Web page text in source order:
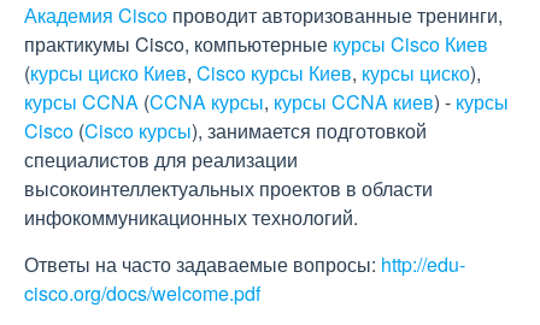
Академия Cisco проводит авторизованные тренинги,
практикумы Cisco, компьютерные курсы Cisco Киев
(курсы циско Киев, Cisco курсы Киев, курсы циско),
курсы CCNA (CCNA курсы, курсы CCNA киев) - курсы
Cisco (Cisco курсы), занимается подготовкой
специалистов для реализации
высокоинтеллектуальных проектов в области
инфокоммуникационных технологий.
Ответы на часто задаваемые вопросы: http://edu-
cisco.org/docs/welcome.pdf